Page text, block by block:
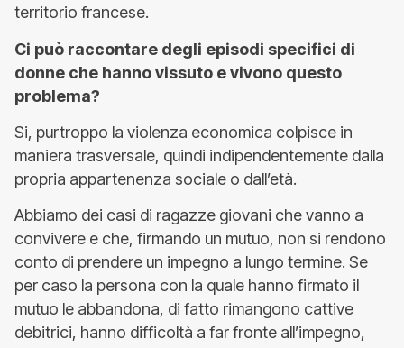
territorio francese.
Ci può raccontare degli episodi specifici di
donne che hanno vissuto e vivono questo
problema?
Si, purtroppo la violenza economica colpisce in
maniera trasversale, quindi indipendentemente dalla
propria appartenenza sociale o dall’età.
Abbiamo dei casi di ragazze giovani che vanno a
convivere e che, firmando un mutuo, non si rendono
conto di prendere un impegno a lungo termine. Se
per caso la persona con la quale hanno firmato il
mutuo le abbandona, di fatto rimangono cattive
debitrici, hanno difficoltà a far fronte all’impegno,